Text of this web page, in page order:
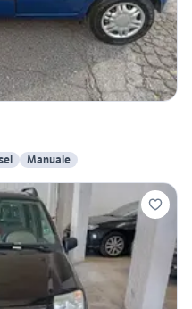
Manuale